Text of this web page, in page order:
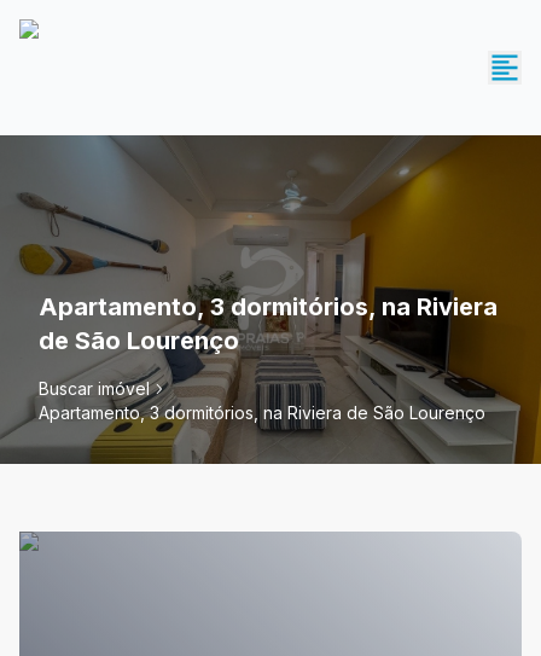
Apartamento, 3 dormitórios, na Riviera
de São Lourenço
Buscar imóvel
Apartamento, 3 dormitórios, na Riviera de São Lourenço